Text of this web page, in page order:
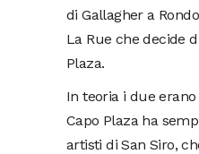
di Gallagher a
La Rue che decide
Plaza.
In teoria i due
Capo Plaza ha
artisti di San Siro,